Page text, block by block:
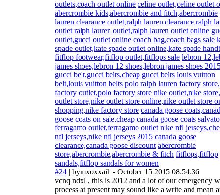
outlets,coach outlet online celine outlet,celine outlet
abercrombie kids,abercrombie and fitch,abercrombie
lauren clearance outlet,ralph lauren clearance,ralph
outlet ralph lauren outlet,ralph lauren outlet online
outlet,gucci outlet online coach bag,coach bags sale
spade outlet,kate spade outlet online,kate spade
fitflop footwear,fitflop outlet,fitflops sale lebron
james shoes,lebron 12 shoes,lebron james shoes 2015
gucci belt,gucci belts,cheap gucci belts louis vuitton
belt,louis vuitton belts polo ralph lauren factory
factory outlet,polo factory store nike outlet,nike
outlet store,nike outlet store online,nike outlet store
shopping,nike factory store canada goose
goose coats on sale,cheap canada goose coats
ferragamo outlet,ferragamo outlet nike nfl
nfl jerseys,nike nfl jerseys 2015 canada goose
clearance,canada goose discount abercrombie
store,abercrombie,abercrombie & fitch fitflops,fitflop
sandals,fitflop sandals for women
#24 | bymxoxxaih - October 15 2015 08:54:36
vcnq ndxl , this is 2012 and a lot of our emergency
process at present may sound like a write and mean